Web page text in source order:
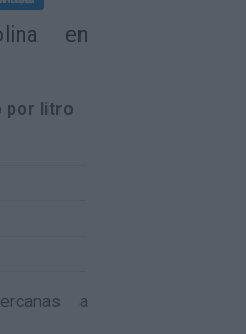
en
por litro
a